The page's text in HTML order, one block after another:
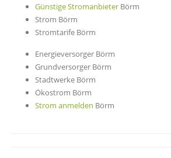
Günstige Stromanbieter Börm
Strom Börm
Stromtarife Börm
Energieversorger Börm
Grundversorger Börm
Stadtwerke Börm
Ökostrom Börm
Strom anmelden Börm